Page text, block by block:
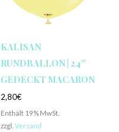
KALISAN
RUNDBALLON | 24″
GEDECKT MACARON
2,80€
Enthält 19% MwSt.
zzgl. Versand